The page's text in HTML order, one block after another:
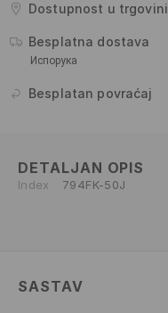
Dostupnost u trgovini
Besplatna dostava
Испорука
Besplatan povraćaj
DETALJAN OPIS
Index 794FK-50J
SASTAV